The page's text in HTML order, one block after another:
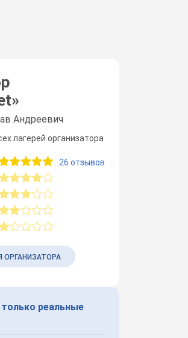
»
Андреевич
лагерей организатора
26 отзывов
ОРГАНИЗАТОРА
реальные